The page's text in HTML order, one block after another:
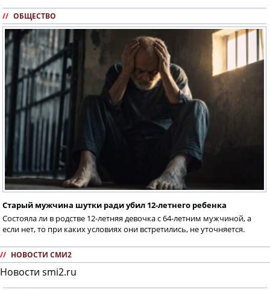
// ОБЩЕСТВО
Старый мужчина шутки ради убил 12-летнего ребенка
Состояла ли в родстве 12-летняя девочка с 64-летним мужчиной, а
если нет, то при каких условиях они встретились, не уточняется.
// НОВОСТИ СМИ2
Новости smi2.ru